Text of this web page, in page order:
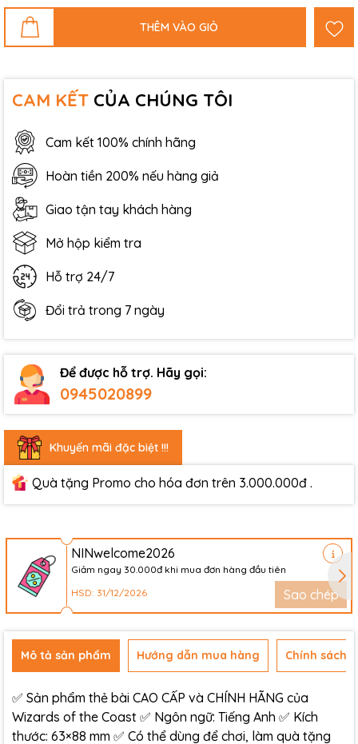
THÊM VÀO GIỎ
CAM KẾT CỦA CHÚNG TÔI
Cam kết 100% chính hãng
Hoàn tiền 200% nếu hàng giả
Giao tận tay khách hàng
Mở hộp kiểm tra
Hỗ trợ 24/7
Đổi trả trong 7 ngày
Để được hỗ trợ. Hãy gọi:
0945020899
Khuyến mãi đặc biệt !!!
Quà tặng Promo cho hóa đơn trên 3.000.000đ .
NINwelcome2026
Giảm ngay 30.000đ khi mua đơn hàng đầu tiên
HSD: 31/12/2026
Sao chép
Mô tả sản phẩm Hướng dẫn mua hàng Chính sách
✅ Sản phẩm thẻ bài CAO CẤP và CHÍNH HÃNG của
Wizards of the Coast ✅ Ngôn ngữ: Tiếng Anh ✅ Kích
thước: 63×88 mm ✅ Có thể dùng để chơi, làm quà tặng